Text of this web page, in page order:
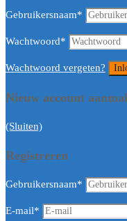
Gebruikersnaam*
Wachtwoord*
Wachtwoord vergeten?
Nieuw account
(Sluiten)
Registreren
Gebruikersnaam*
E-mail*